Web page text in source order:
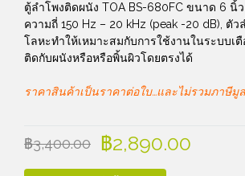
ตู้ลำโพงติดผนัง TOA BS-680FC ขนาด 6 นิ้
ความถี่ 150 Hz – 20 kHz (peak -20 dB), ตัว
โลหะทำให้เหมาะสมกับการใช้งานในระบบเ
ติดกับผนังหรือหรือพิ้นผิวโดยตรงได้
ราคาสินค้าเป็นราคาต่อใบ…และไม่รวมภาษีมู
฿3,400.00 ฿2,890.00